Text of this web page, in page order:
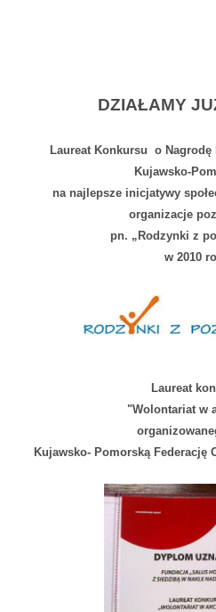
DZIAŁAMY
Laureat Konkursu o Nagrodę
Kujawsko-
na najlepsze inicjatywy
organizacje
pn. „Rodzynki z
w 2010
Laureat
"Wolontariat w
Kujawsko- Pomorską Federację